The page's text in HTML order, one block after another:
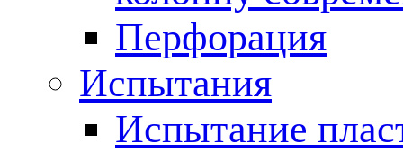
Перфорация
Испытания
Испытание